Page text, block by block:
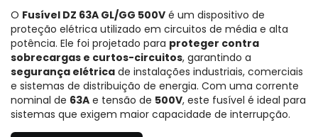
O Fusível DZ 63A GL/GG 500V é um dispositivo de
proteção elétrica utilizado em circuitos de média e alta
potência. Ele foi projetado para proteger contra
sobrecargas e curtos-circuitos, garantindo a
segurança elétrica de instalações industriais, comerciais
e sistemas de distribuição de energia. Com uma corrente
nominal de 63A e tensão de 500V, este fusível é ideal para
sistemas que exigem maior capacidade de interrupção.